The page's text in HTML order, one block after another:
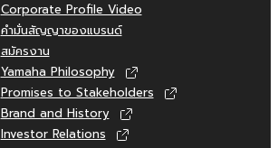
Corporate Profile Video
คำมั่นสัญญาของแบรนด์
สมัครงาน
Yamaha Philosophy
Promises to Stakeholders
Brand and History
Investor Relations